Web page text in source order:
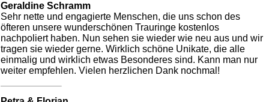
Geraldine Schramm
Sehr nette und engagierte Menschen, die uns schon des
öfteren unsere wunderschönen Trauringe kostenlos
nachpoliert haben. Nun sehen sie wieder wie neu aus und wir
tragen sie wieder gerne. Wirklich schöne Unikate, die alle
einmalig und wirklich etwas Besonderes sind. Kann man nur
weiter empfehlen. Vielen herzlichen Dank nochmal!